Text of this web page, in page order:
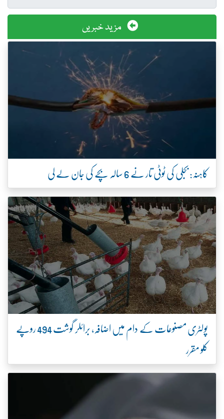
مزید خبریں
کاہنہ: بجلی کی ٹوٹی تار نے 6 سالہ بچے کی جان لے لی
پولٹری مصنوعات کے دام میں اضافہ، برائلر گوشت 494 روپے
کلو مقرر